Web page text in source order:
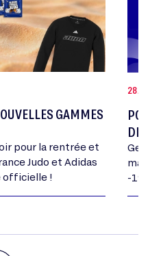
GAMMES
pour la rentrée et
Judo et Adidas
officielle !
28
DE
-